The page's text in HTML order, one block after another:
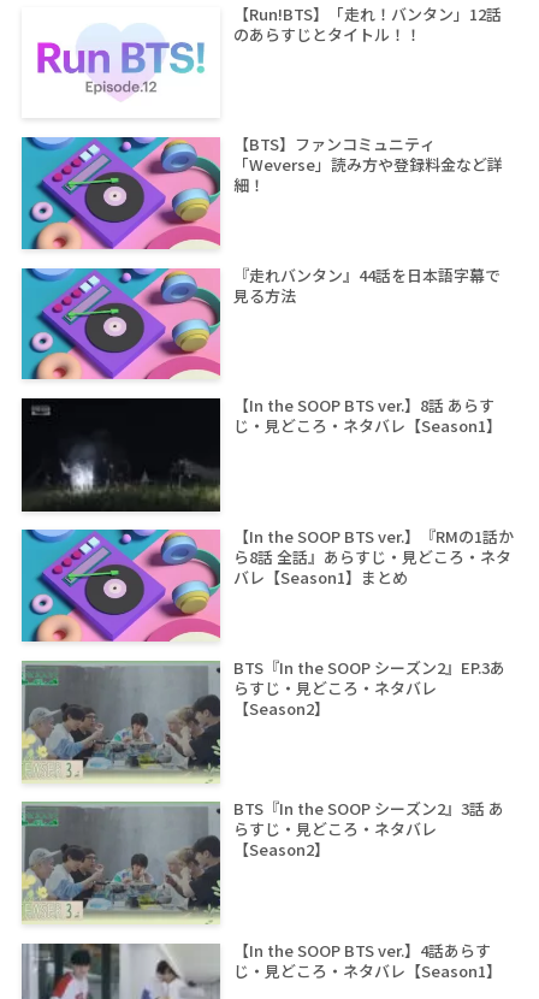
【Run!BTS】「走れ！バンタン」12話
のあらすじとタイトル！！
【BTS】ファンコミュニティ
「Weverse」読み方や登録料金など詳
細！
『走れバンタン』44話を日本語字幕で
見る方法
【In the SOOP BTS ver.】8話 あらす
じ・見どころ・ネタバレ【Season1】
【In the SOOP BTS ver.】『RMの1話か
ら8話 全話』あらすじ・見どころ・ネタ
バレ【Season1】まとめ
BTS『In the SOOP シーズン2』EP.3あ
らすじ・見どころ・ネタバレ
【Season2】
BTS『In the SOOP シーズン2』3話 あ
らすじ・見どころ・ネタバレ
【Season2】
【In the SOOP BTS ver.】4話あらす
じ・見どころ・ネタバレ【Season1】